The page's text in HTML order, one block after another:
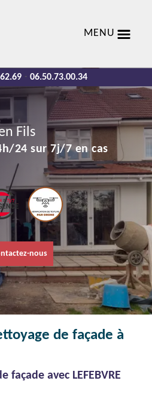
MENU
- 06.50.73.00.34
Fils
24 sur 7j/7 en cas
nous
de façade à
façade avec LEFEBVRE